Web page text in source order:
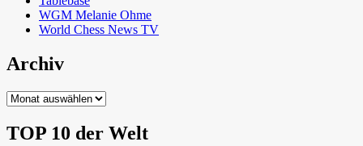
WGM Melanie Ohme
World Chess News TV
Archiv
Archiv
TOP 10 der Welt